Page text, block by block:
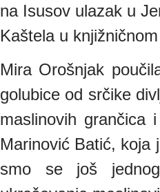
na Isusov ulazak u
Kaštela u
Mira Orošnjak
golubice od srčike
maslinovih grančica
Marinović Batić, koja
smo se još